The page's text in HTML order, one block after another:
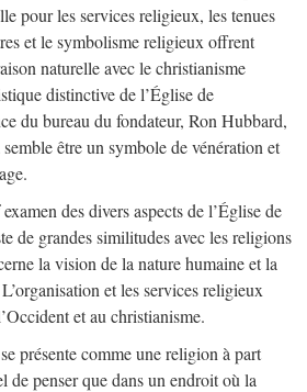
pour les services religieux, les tenues
et le symbolisme religieux offrent
naturelle avec le christianisme
distinctive de l’Église de
du bureau du fondateur, Ron Hubbard,
être un symbole de vénération et
des divers aspects de l’Église de
de grandes similitudes avec les religions
la vision de la nature humaine et la
et les services religieux
et au christianisme.
présente comme une religion à part
de penser que dans un endroit où la